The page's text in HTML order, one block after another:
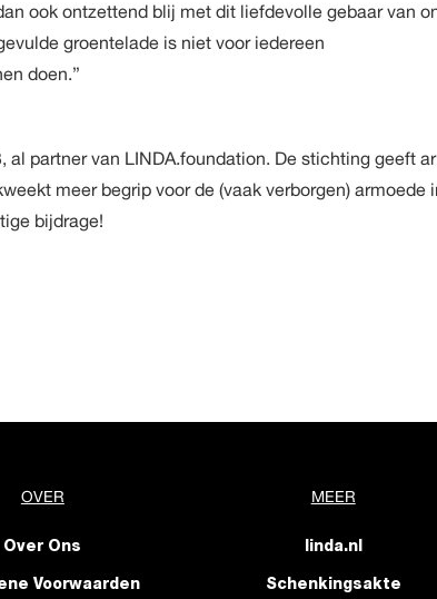
ook ontzettend blij met dit liefdevolle gebaar van
groentelade is niet voor iedereen
doen.”
partner van LINDA.foundation. De stichting geeft
meer begrip voor de (vaak verborgen) armoede
bijdrage!
OVER
Over Ons
Voorwaarden
MEER
linda.nl
Schenkingsakte